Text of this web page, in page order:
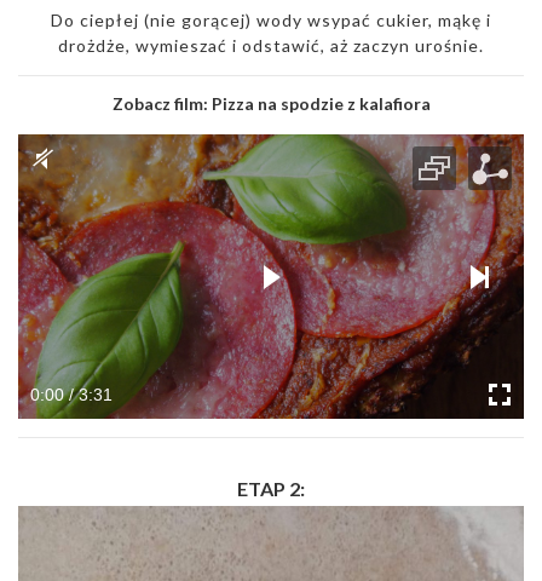
Do ciepłej (nie gorącej) wody wsypać cukier, mąkę i
drożdże, wymieszać i odstawić, aż zaczyn urośnie.
Zobacz film: Pizza na spodzie z kalafiora
0:00 / 3:31
ETAP 2: